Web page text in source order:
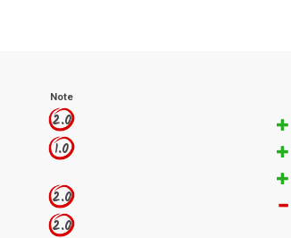
Note
2.0
1.0
2.0
2.0